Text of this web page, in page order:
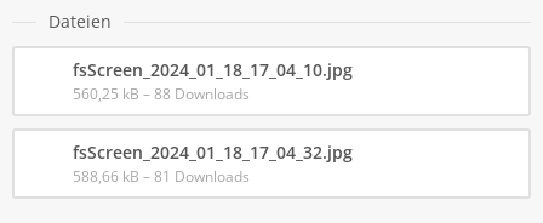
Dateien
fsScreen_2024_01_18_17_04_10.jpg
560,25 kB – 88 Downloads
fsScreen_2024_01_18_17_04_32.jpg
588,66 kB – 81 Downloads